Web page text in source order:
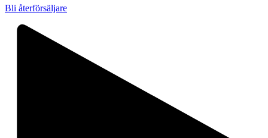
Bli återförsäljare